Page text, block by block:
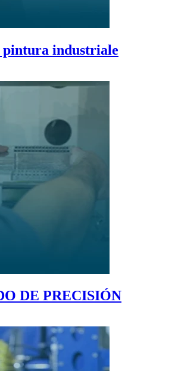
pintura industriale
DE PRECISIÓN